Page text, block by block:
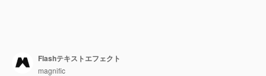
Flashテキストエフェクト
magnific